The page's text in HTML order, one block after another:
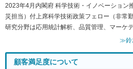
2023年4月内閣府 科学技術・イノベーション
災担当）付上席科学技術政策フェロー（非常勤
研究分野は応用統計解析、品質管理、マーケテ
≫鈴
顧客満足度について